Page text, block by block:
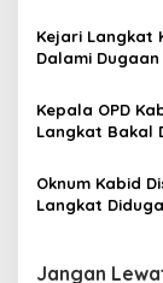
Kejari Langkat
Dalami
Asli
Kepala OPD
Langkat Bakal
Oknum Kabid
Langkat
Jangan